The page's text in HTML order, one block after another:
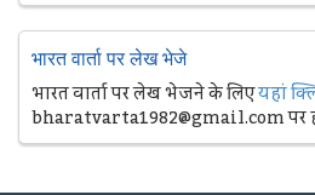
भारत वार्ता पर लेख भेजे
भारत वार्ता पर लेख भेजने के लिएयहां
bharatvarta1982@gmail.com पर